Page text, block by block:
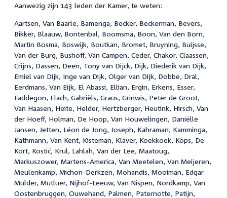
Aanwezig zijn 143 leden der Kamer, te weten:
Aartsen, Van Baarle, Bamenga, Becker, Beckerman, Bevers,
Bikker, Blaauw, Bontenbal, Boomsma, Boon, Van den Born,
Martin Bosma, Boswijk, Boutkan, Bromet, Bruyning, Buijsse,
Van der Burg, Bushoff, Van Campen, Ceder, Chakor, Claassen,
Crijns, Dassen, Deen, Tony van Dijck, Dijk, Diederik van Dijk,
Emiel van Dijk, Inge van Dijk, Olger van Dijk, Dobbe, Dral,
Eerdmans, Van Eijk, El Abassi, Ellian, Ergin, Erkens, Esser,
Faddegon, Flach, Gabriëls, Graus, Grinwis, Peter de Groot,
Van Haasen, Heite, Helder, Hertzberger, Heutink, Hirsch, Van
der Hoeff, Holman, De Hoop, Van Houwelingen, Daniëlle
Jansen, Jetten, Léon de Jong, Joseph, Kahraman, Kamminga,
Kathmann, Van Kent, Kisteman, Klaver, Koekkoek, Kops, De
Kort, Kostić, Krul, Lahlah, Van der Lee, Maatoug,
Markuszower, Martens-America, Van Meetelen, Van Meijeren,
Meulenkamp, Michon-Derkzen, Mohandis, Mooiman, Edgar
Mulder, Mutluer, Nijhof-Leeuw, Van Nispen, Nordkamp, Van
Oostenbruggen, Ouwehand, Palmen, Paternotte, Patijn,